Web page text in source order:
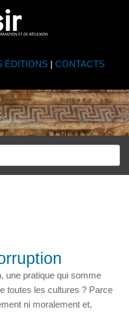
ÉDITIONS| CONTACTS
une pratique qui somme
toutes les cultures ? Parce
ni moralement et,